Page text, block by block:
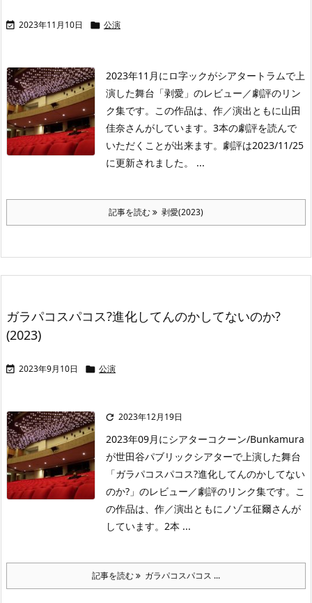
 2023年11月10日  公演
2023年11月にロ字ックがシアタートラムで上
演した舞台「剥愛」のレビュー／劇評のリン
ク集です。この作品は、作／演出ともに山田
佳奈さんがしています。3本の劇評を読んで
いただくことが出来ます。劇評は2023/11/25
に更新されました。 ...
記事を読む 剥愛(2023)
ガラパコスパコス?進化してんのかしてないのか?
(2023)
 2023年9月10日  公演
 2023年12月19日
2023年09月にシアターコクーン/Bunkamura
が世田谷パブリックシアターで上演した舞台
「ガラパコスパコス?進化してんのかしてない
のか?」のレビュー／劇評のリンク集です。こ
の作品は、作／演出ともにノゾエ征爾さんが
しています。2本 ...
記事を読む ガラパコスパコス ...